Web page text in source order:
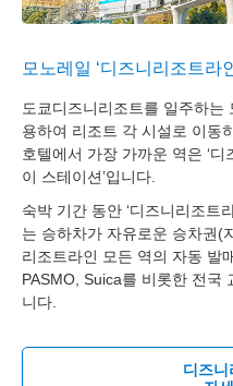
모노레일 ‘디즈니리조트라
도쿄디즈니리조트를 일주하는
용하여 리조트 각 시설로 이동
호텔에서 가장 가까운 역은 ‘디
이 스테이션’입니다.
숙박 기간 동안 ‘디즈니리조트
는 승하차가 자유로운 승차권(
리조트라인 모든 역의 자동 발
PASMO, Suica를 비롯한 전국
니다.
디즈니